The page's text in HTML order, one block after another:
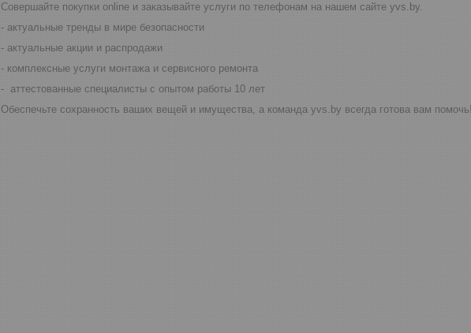
Совершайте покупки online и заказывайте услуги по телефонам на нашем сайте yvs.by.
- актуальные тренды в мире безопасности
- актуальные акции и распродажи
- комплексные услуги монтажа и сервисного ремонта
- аттестованные специалисты с опытом работы 10 лет
Обеспечьте сохранность ваших вещей и имущества, а команда yvs.by всегда готова вам